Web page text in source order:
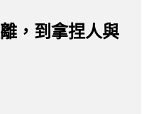
，到拿捏人與